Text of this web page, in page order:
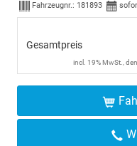
Fahrzeugnr.: 181893
Gesamtpreis
incl. 19% MwSt.,